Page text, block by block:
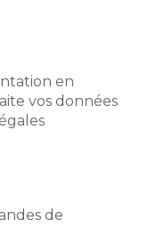
en
vos données
de